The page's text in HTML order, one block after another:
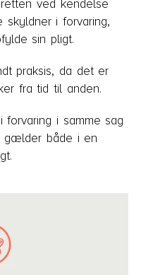
ved kendelse
i forvaring,
sin pligt.
praksis, da det er
fra tid til anden.
i samme sag
gælder både i en